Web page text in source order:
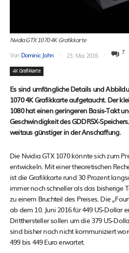
Nvidia GTX 1070 4K Grafikkarte
Von Dominic Jahn 23. Mai 2016 7
4K Grafikkarte
Es sind umfängliche Details und
1070 4K Grafikkarte aufgetaucht. Der
1080 hat einen geringeren Basis-Takt
Geschwindigkeit des GDDR5X-
weitaus günstiger in der Anschaffung.
Die Nvidia GTX 1070 könnte sich zum
entwickeln. Mit einer theoretischen
ist die Grafikkarte rund 30 Prozent
immer noch schneller als das bisherige
zu einem Bruchteil des Preises. Die
ab dem 10. Juni 2016 für 449 US-Dollar
Dritthersteller sollen um die 379 US-
sind bisher noch nicht kommuniziert
499 bis 449 Euro erwartet.